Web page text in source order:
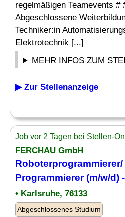
regelmäßigen Teamevents #
Abgeschlossene
Techniker:in
Elektrotechnik [...]
MEHR INFOS ZUM
▶ Zur Stellenanzeige
Job vor 2 Tagen bei Stellen-
FERCHAU GmbH
Roboterprogrammierer/
Programmierer (m/w/d)
• Karlsruhe, 76133
Abgeschlossenes Studium